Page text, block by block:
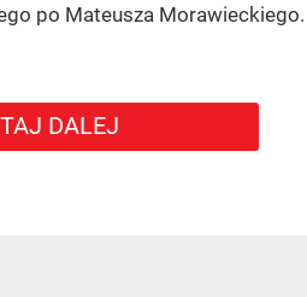
po Mateusza Morawieckiego.
DALEJ